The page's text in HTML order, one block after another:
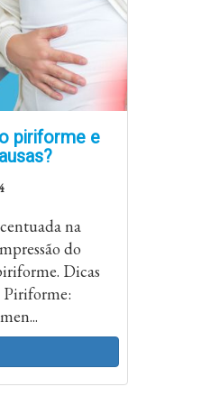
piriforme e
na
do
Dicas
Piriforme: